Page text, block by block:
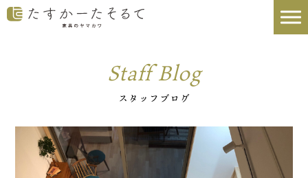
Staff Blog
スタッフブログ